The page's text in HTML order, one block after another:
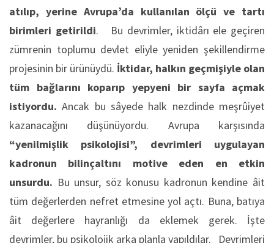
atılıp, yerine Avrupa’da kullanılan ölçü ve tartı
birimleri getirildi. Bu devrimler, iktidârı ele geçiren
zümrenin toplumu devlet eliyle yeniden şekillendirme
projesinin bir ürünüydü. İktidar, halkın geçmişiyle olan
tüm bağlarını koparıp yepyeni bir sayfa açmak
istiyordu. Ancak bu sâyede halk nezdinde meşrûiyet
kazanacağını düşünüyordu. Avrupa karşısında
“yenilmişlik psikolojisi”, devrimleri uygulayan
kadronun bilinçaltını motive eden en etkin
unsurdu. Bu unsur, söz konusu kadronun kendine âit
tüm değerlerden nefret etmesine yol açtı. Buna, batıya
âit değerlere hayranlığı da eklemek gerek. İşte
devrimler, bu psikolojik arka planla yapıldılar. Devrimleri